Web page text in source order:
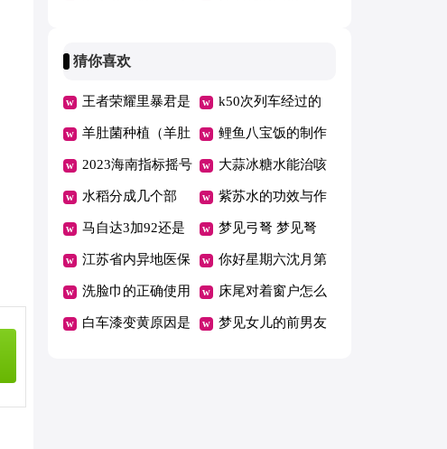
长成,我怎么接下
猜你喜欢
王者荣耀里暴君是
什么意思 王者荣
耀中暴君是啥
k50次列车经过的
站点有哪些? k50
次列车途径站
羊肚菌种植（羊肚
菌种植可行性研究
报告）
鲤鱼八宝饭的制作
方法 鲤鱼八宝饭
的制作方法和配料
2023海南指标摇号
中签会通知吗 海
南摇号结果出来获
得指标是中签了吗
大蒜冰糖水能治咳
嗽吗（大蒜蒸冰糖
治咳嗽吗）
水稻分成几个部
分，什么时候结
果，发芽了怎么办
紫苏水的功效与作
用（黛珂紫苏水的
功效与作用）
马自达3加92还是
95（马自达3加什
么汽油比较好）
梦见弓弩 梦见弩
弓是什么意思
江苏省内异地医保
报销比例和南京本
地一致吗
你好星期六沈月第
几期
洗脸巾的正确使用
方法（洗脸巾的正
床尾对着窗户怎么
化解（床尾对着窗
白车漆变黄原因是 梦见女儿的前男友